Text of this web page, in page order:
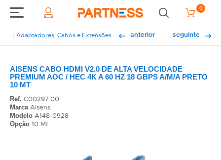
0
Adaptadores, Cabos e Extensões anterior seguinte
AISENS CABO HDMI V2.0 DE ALTA VELOCIDADE
PREMIUM AOC / HEC 4K A 60 HZ 18 GBPS A/M/A PRETO
10 MT
Ref. C00297.00
MarcaAisens
Modelo A148-0928
Opção 10 Mt